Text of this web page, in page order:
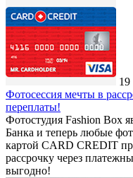
Фотосессия мечты в
переплаты!
Фотостудия Fashion Box
Банка и теперь любые
картой CARD CREDIT
рассрочку через
выгодно!